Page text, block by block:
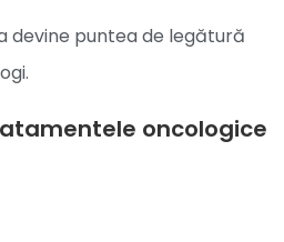
devine puntea de legătură
oncologice